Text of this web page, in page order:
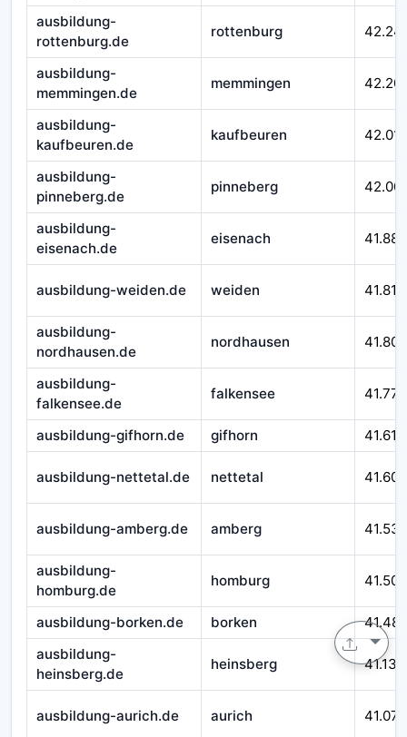
ausbildung-
rottenburg.de
rottenburg
ausbildung-
memmingen.de
memmingen 42.201
ausbildung-
kaufbeuren.de
kaufbeuren
ausbildung-
pinneberg.de
pinneberg
ausbildung-
eisenach.de
eisenach 41.884
ausbildung-weiden.de weiden 41.817
ausbildung-
nordhausen.de
nordhausen 41.800
ausbildung-
falkensee.de
falkensee 41.777
ausbildung-gifhorn.de gifhorn 41.617
ausbildung-nettetal.de nettetal 41.605
ausbildung-amberg.de amberg 41.535
ausbildung-
homburg.de
homburg 41.504
ausbildung-borken.de borken
ausbildung-
heinsberg.de
heinsberg 41.138
ausbildung-aurich.de aurich 41.075